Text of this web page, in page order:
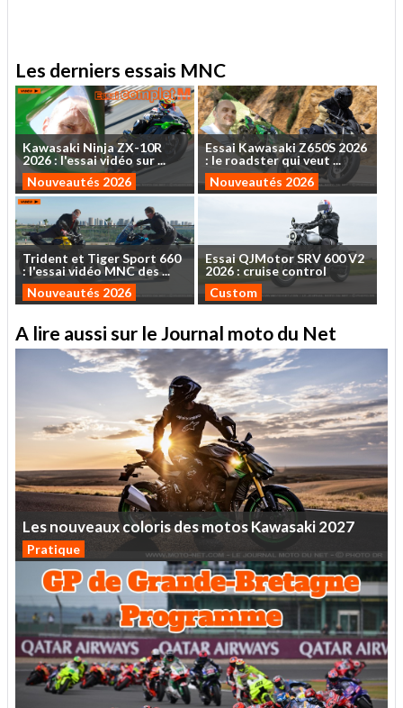
Les derniers essais MNC
Kawasaki NinjaZX-10R
2026: l'essaividéo sur...
Nouveautés 2026
Essai Kawasaki Z650S 2026
: le roadsterquiveut ...
Nouveautés 2026
Trident et TigerSport 660
: l'essaividéo MNCdes...
Nouveautés 2026
EssaiQJMotorSRV 600V2
2026 : cruise control
Custom
A lire aussi sur le Journal moto du Net
LesnouveauxcolorisdesmotosKawasaki2027
Pratique